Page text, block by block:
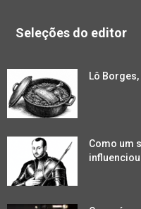
Seleções do editor
Lô
Como um
influenciou